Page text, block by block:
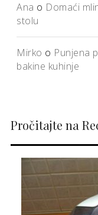
Ana o Domaći
stolu
Mirko o Punjena
bakine kuhinje
Pročitajte na